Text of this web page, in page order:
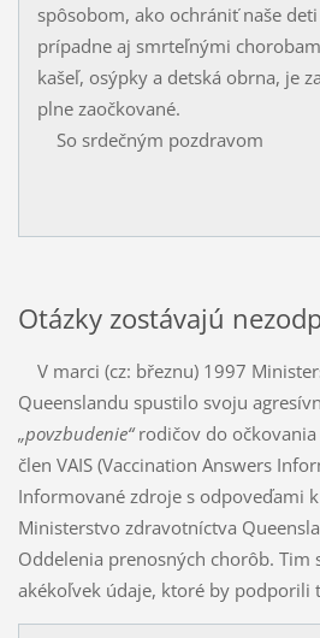
spôsobom, ako ochrániť naše
prípadne aj smrteľnými
kašeľ, osýpky a detská obrna, je
plne zaočkované.
So srdečným pozdravom
Otázky zostávajú
V marci (cz: březnu) 1997
Queenslandu spustilo svoju
„povzbudenie“rodičov do očkovania
člen VAIS (Vaccination Answers
Informované zdroje s odpoveďami
Ministerstvo zdravotníctva
Oddelenia prenosných chorôb. Tim
akékoľvek údaje, ktoré by podporili